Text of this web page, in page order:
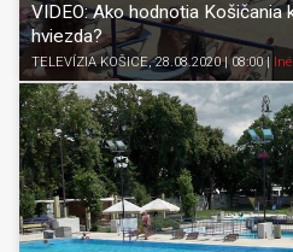
VIDEO: Ako hodnotia Košičania
hviezda?
TELEVÍZIA KOŠICE, 28.08.2020 | 08:00| Iné